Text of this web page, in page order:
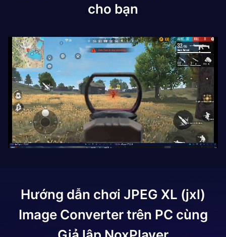
cho bạn
Hướng dẫn chơi JPEG XL (jxl)
Image Convertertrên PC cùng